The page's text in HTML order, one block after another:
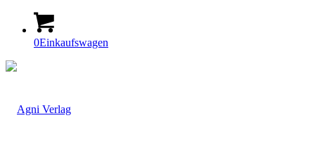
0Einkaufswagen